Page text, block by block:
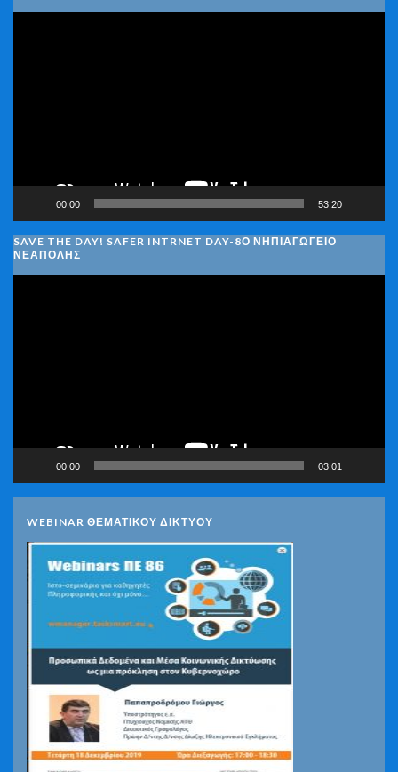
00:00 53:20
SAVE THE DAY! SAFER INTRNET DAY-8Ο ΝΗΠΙΑΓΩΓΕΙΟ
ΝΕΑΠΟΛΗΣ
00:00 03:01
WEBINAR ΘΕΜΑΤΙΚΟΥ ΔΙΚΤΥΟΥ